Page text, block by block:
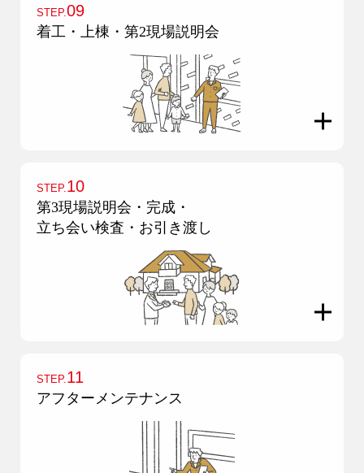
STEP. 09
着工・上棟・第2現場説明会
STEP.10
第3現場説明会・完成・
立ち会い検査・お引き渡し
STEP. 11
アフターメンテナンス